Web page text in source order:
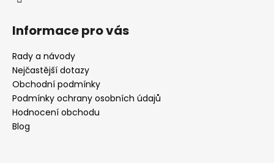
Informace pro vás
Rady a návody
Nejčastější dotazy
Obchodní podmínky
Podmínky ochrany osobních údajů
Hodnocení obchodu
Blog